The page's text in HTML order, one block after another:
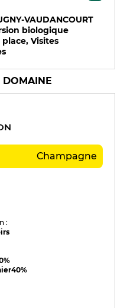
VAUDANCOURT
biologique
Visites
DOMAINE
Champagne
:
40%